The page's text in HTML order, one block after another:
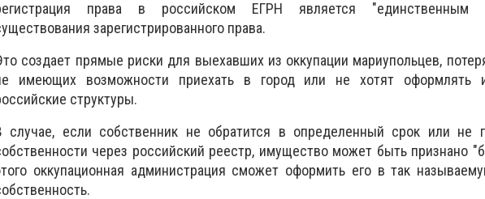
права в российском ЕГРН является "единственным
зарегистрированного права.
создает прямые риски для выехавших из оккупации мариупольцев,
имеющих возможности приехать в город или не хотят оформлять
структуры.
случае, если собственник не обратится в определенный срок или не
через российский реестр, имущество может быть признано
оккупационная администрация сможет оформить его в так